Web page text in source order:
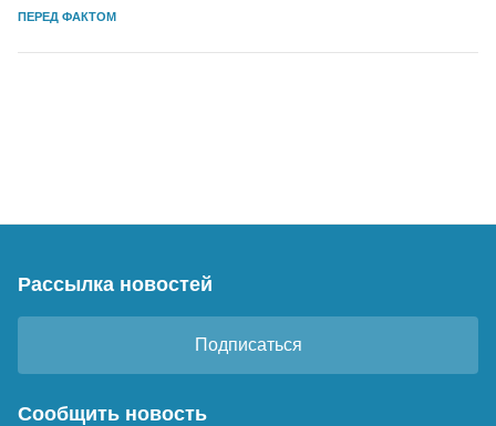
ПЕРЕД ФАКТОМ
Рассылка новостей
Подписаться
Сообщить новость